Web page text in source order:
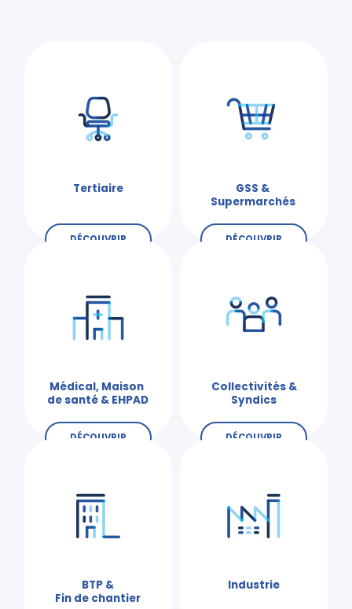
Tertiaire
DÉCOUVRIR
GSS &
Supermarchés
DÉCOUVRIR
Médical, Maison
de santé & EHPAD
DÉCOUVRIR
Collectivités &
Syndics
DÉCOUVRIR
BTP &
Fin de chantier
Industrie